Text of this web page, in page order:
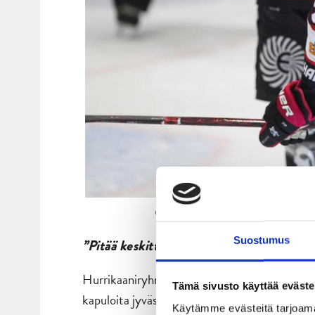
Suostumus
Tämä sivusto käyttää
Käytämme evästeitä
Ossi Louhivaara odottaa
”Pitää keskittyä hetkeen”
Hurrikaaniryhmittymän runkosarjaa leimasi
kapuloita jyväskyläläisrattaisiin ajatellen